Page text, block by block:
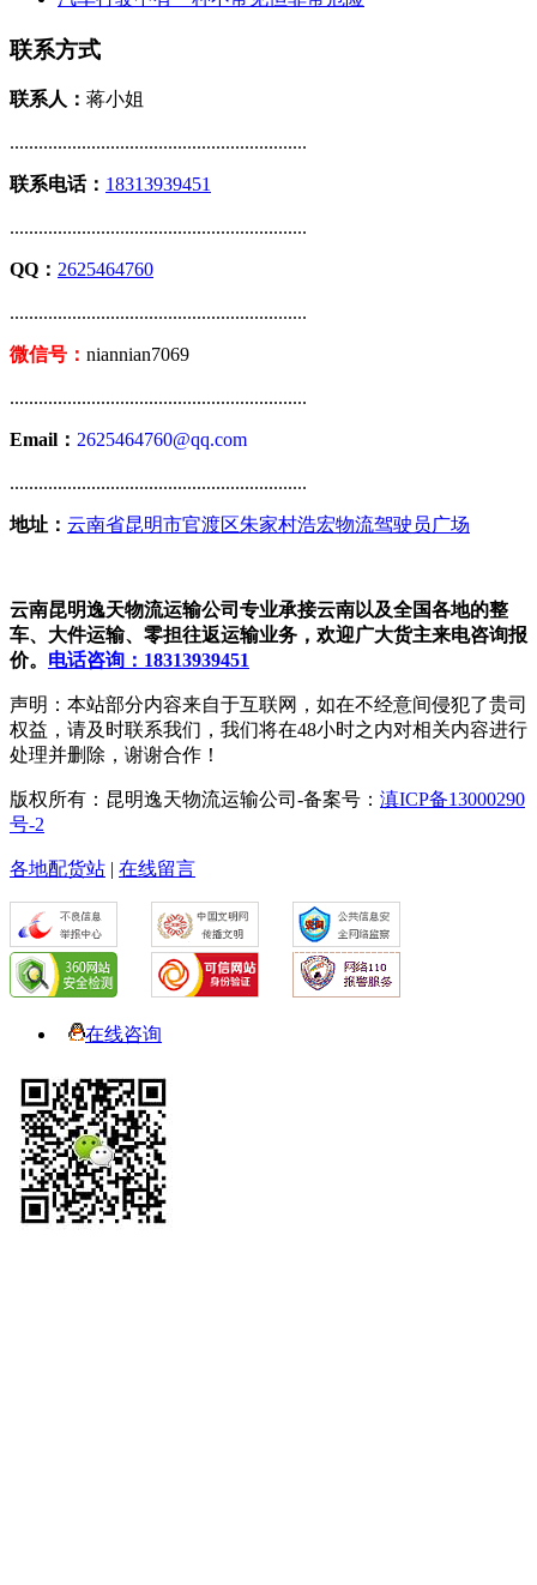
联系方式
联系人： 蒋小姐
..............................................................
联系电话： 18313939451
..............................................................
QQ： 2625464760
..............................................................
微信号： niannian7069
..............................................................
Email： 2625464760@qq.com
..............................................................
地址： 云南省昆明市官渡区朱家村浩宏物流驾驶员广场
云南昆明逸天物流运输公司专业承接云南以及全国各地的整
车、大件运输、零担往返运输业务，欢迎广大货主来电咨询报
价。 电话咨询：18313939451
声明：本站部分内容来自于互联网，如在不经意间侵犯了贵司
权益，请及时联系我们，我们将在48小时之内对相关内容进行
处理并删除，谢谢合作！
版权所有：昆明逸天物流运输公司-备案号： 滇ICP备13000290
号-2
各地配货站 | 在线留言
在线咨询